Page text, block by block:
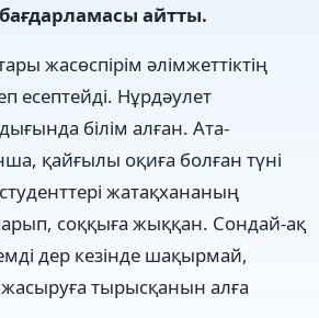
айтты.
жасөспірім әлімжеттіктің
есептейді. Нұрдәулет
білім алған. Ата-
қайғылы оқиға болған түні
жатақхананың
соққыға жыққан. Сондай-ақ
дер кезінде шақырмай,
тырысқанын алға